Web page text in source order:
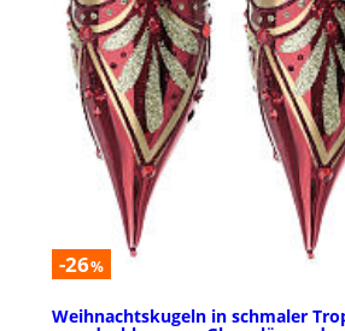
-26%
Weihnachtskugeln in schmaler